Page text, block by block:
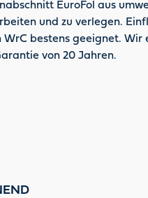
EuroFol aus
und zu verlegen.
WrC bestens geeignet.
von 20 Jahren.